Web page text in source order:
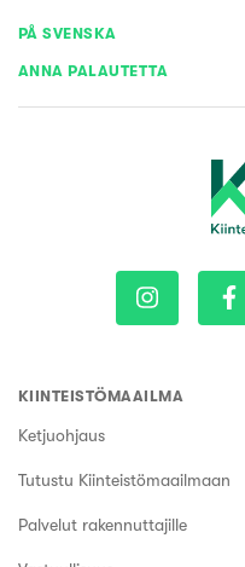
PÅ SVENSKA
ANNA PALAUTETTA
KIINTEISTÖMAAILMA
Ketjuohjaus
Tutustu Kiinteistömaailmaan
Palvelut rakennuttajille